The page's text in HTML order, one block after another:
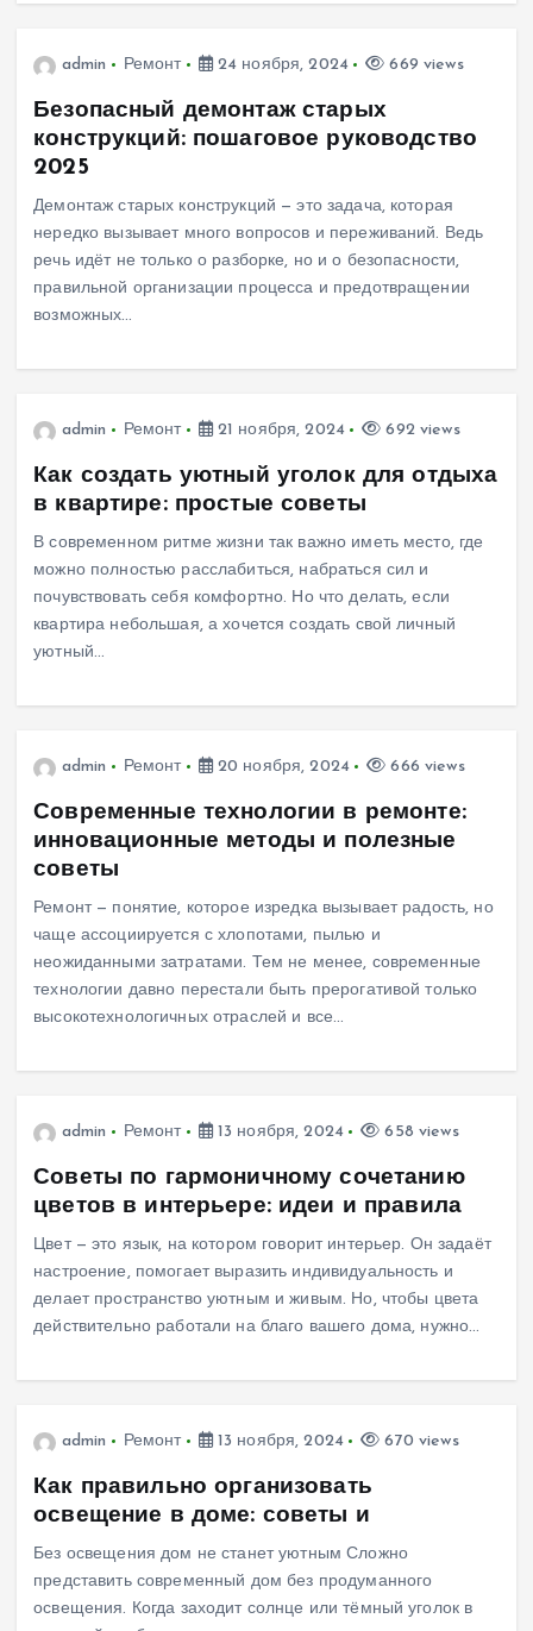
admin Ремонт 24 ноября, 2024 669 views
Безопасный демонтаж старых
конструкций: пошаговое руководство
2025
Демонтаж старых конструкций — это задача, которая
нередко вызывает много вопросов и переживаний. Ведь
речь идёт не только о разборке, но и о безопасности,
правильной организации процесса и предотвращении
возможных…
admin Ремонт 21 ноября, 2024 692 views
Как создать уютный уголок для отдыха
в квартире: простые советы
В современном ритме жизни так важно иметь место, где
можно полностью расслабиться, набраться сил и
почувствовать себя комфортно. Но что делать, если
квартира небольшая, а хочется создать свой личный
уютный…
admin Ремонт 20 ноября, 2024 666 views
Современные технологии в ремонте:
инновационные методы и полезные
советы
Ремонт — понятие, которое изредка вызывает радость, но
чаще ассоциируется с хлопотами, пылью и
неожиданными затратами. Тем не менее, современные
технологии давно перестали быть прерогативой только
высокотехнологичных отраслей и все…
admin Ремонт 13 ноября, 2024 658 views
Советы по гармоничному сочетанию
цветов в интерьере: идеи и правила
Цвет — это язык, на котором говорит интерьер. Он задаёт
настроение, помогает выразить индивидуальность и
делает пространство уютным и живым. Но, чтобы цвета
действительно работали на благо вашего дома, нужно…
admin Ремонт 13 ноября, 2024 670 views
Как правильно организовать
освещение в доме: советы и
Без освещения дом не станет уютным Сложно
представить современный дом без продуманного
освещения. Когда заходит солнце или тёмный уголок в